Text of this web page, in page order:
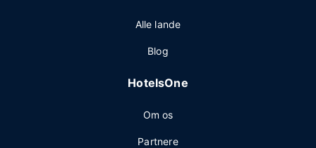
Alle lande
Blog
HotelsOne
Om os
Partnere